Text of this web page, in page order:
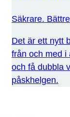
Säkrare.
Det är ett nytt
från och med i
och få dubbla
påskhelgen.